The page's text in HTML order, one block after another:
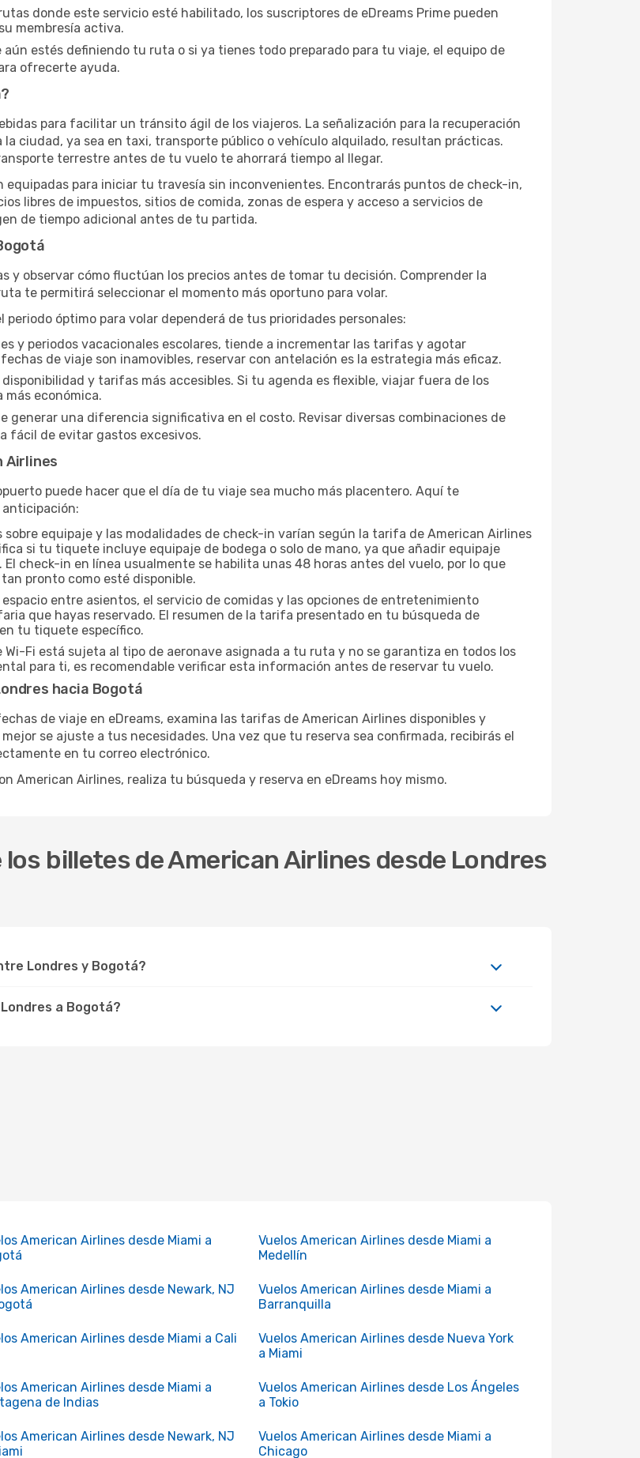
donde este servicio esté habilitado, los suscriptores de eDreams Prime pueden
membresía activa.
estés definiendo tu ruta o si ya tienes todo preparado para tu viaje, el equipo de
ofrecerte ayuda.
para facilitar un tránsito ágil de los viajeros. La señalización para la recuperación
ciudad, ya sea en taxi, transporte público o vehículo alquilado, resultan prácticas.
terrestre antes de tu vuelo te ahorrará tiempo al llegar.
equipadas para iniciar tu travesía sin inconvenientes. Encontrarás puntos de check-in,
libres de impuestos, sitios de comida, zonas de espera y acceso a servicios de
de tiempo adicional antes de tu partida.
observar cómo fluctúan los precios antes de tomar tu decisión. Comprender la
te permitirá seleccionar el momento más oportuno para volar.
óptimo para volar dependerá de tus prioridades personales:
y periodos vacacionales escolares, tiende a incrementar las tarifas y agotar
de viaje son inamovibles, reservar con antelación es la estrategia más eficaz.
y tarifas más accesibles. Si tu agenda es flexible, viajar fuera de los
más económica.
generar una diferencia significativa en el costo. Revisar diversas combinaciones de
fácil de evitar gastos excesivos.
Airlines
puede hacer que el día de tu viaje sea mucho más placentero. Aquí te
sobre equipaje y las modalidades de check-in varían según la tarifa de American Airlines
si tu tiquete incluye equipaje de bodega o solo de mano, ya que añadir equipaje
check-in en línea usualmente se habilita unas 48 horas antes del vuelo, por lo que
pronto como esté disponible.
entre asientos, el servicio de comidas y las opciones de entretenimiento
que hayas reservado. El resumen de la tarifa presentado en tu búsqueda de
tu tiquete específico.
Wi-Fi está sujeta al tipo de aeronave asignada a tu ruta y no se garantiza en todos los
para ti, es recomendable verificar esta información antes de reservar tu vuelo.
hacia Bogotá
de viaje en eDreams, examina las tarifas de American Airlines disponibles y
se ajuste a tus necesidades. Una vez que tu reserva sea confirmada, recibirás el
en tu correo electrónico.
American Airlines, realiza tu búsqueda y reserva en eDreams hoy mismo.
billetes de American Airlines desde Londres
Londres y Bogotá?
a Bogotá?
American Airlines desde Miami a
Vuelos American Airlines desde Miami a
Medellín
American Airlines desde Newark, NJ
Vuelos American Airlines desde Miami a
Barranquilla
American Airlines desde Miami a Cali
Vuelos American Airlines desde Nueva York
a Miami
American Airlines desde Miami a
de Indias
Vuelos American Airlines desde Los Ángeles
a Tokio
American Airlines desde Newark, NJ
Vuelos American Airlines desde Miami a
Chicago